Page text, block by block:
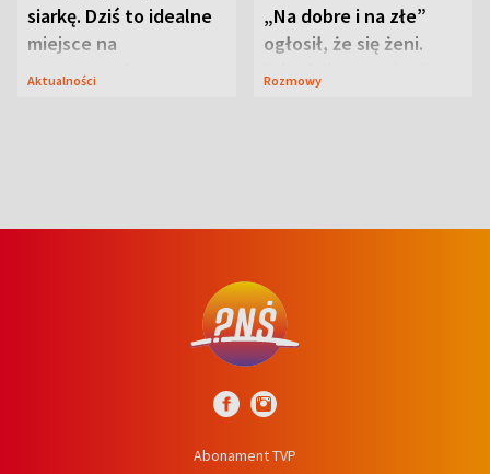
siarkę. Dziś to idealne
miejsce na
wypoczynek
Aktualności
„Na dobre i na złe”
ogłosił, że się żeni.
Zdradził, co zmienił
Rozmowy
Abonament TVP